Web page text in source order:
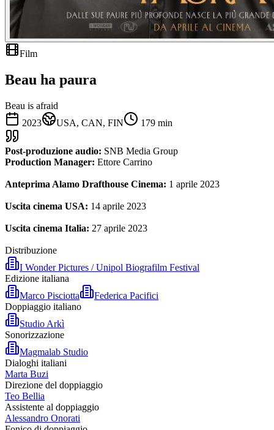
Film
Beau ha paura
Beau is afraid
2023
USA, CAN, FIN 179 min
Post-produzione audio: SNB Media Group
Production Manager: Ettore Carrino
Anteprima Alamo Drafthouse Cinema: 1 aprile 2023
Uscita cinema USA: 14 aprile 2023
Uscita cinema Italia: 27 aprile 2023
Distribuzione
I Wonder Pictures / Unipol Biografilm Festival
Edizione italiana
Marco Pisciotta
Federica Pacifici
Doppiaggio italiano
Studio Arkì
Sonorizzazione
Magmalab Studio
Dialoghi italiani
Marta Buzi
Direzione del doppiaggio
Teo Bellia
Assistente al doppiaggio
Alessandro Onorati